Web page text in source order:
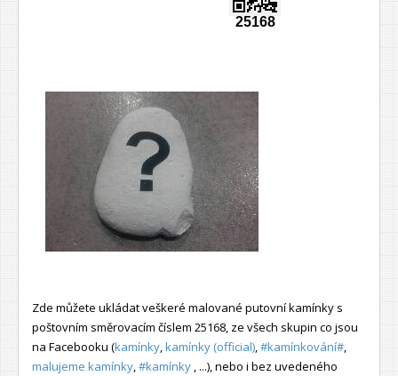
25168
Zde můžete ukládat veškeré malované putovní kamínky s
poštovním směrovacím číslem 25168, ze všech skupin co jsou
na Facebooku (kamínky kamínky (official) #kamínkování#
malujeme kamínky #kamínky , ...), nebo i bez uvedeného